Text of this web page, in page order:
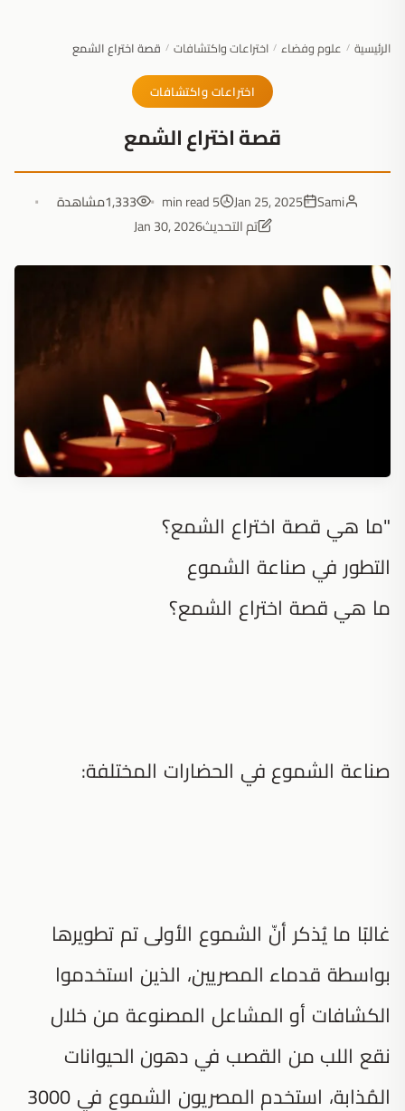
الرئيسية / علوم وفضاء / اختراعات واكتشافات / قصة اختراع الشمع
اختراعات واكتشافات
قصة اختراع الشمع
Sami
Jan 25, 2025
5 min read
1,333مشاهدة
تم التحديثJan 30, 2026
"ما هي قصة اختراع الشمع؟
التطور في صناعة الشموع
ما هي قصة اختراع الشمع؟
صناعة الشموع في الحضارات المختلفة:
غالبًا ما يُذكر أنّ الشموع الأولى تم تطويرها
بواسطة قدماء المصريين، الذين استخدموا
الكشافات أو المشاعل المصنوعة من خلال
نقع اللب من القصب في دهون الحيوانات
المُذابة، استخدم المصريون الشموع في 3000